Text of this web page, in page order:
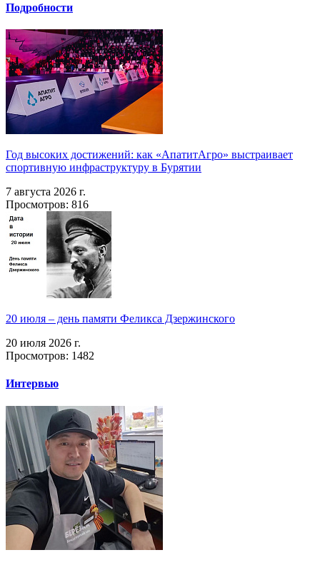
Подробности
Год высоких достижений: как «АпатитАгро» выстраивает
спортивную инфраструктуру в Бурятии
7 августа 2026 г.
Просмотров: 816
20 июля – день памяти Феликса Дзержинского
20 июля 2026 г.
Просмотров: 1482
Интервью